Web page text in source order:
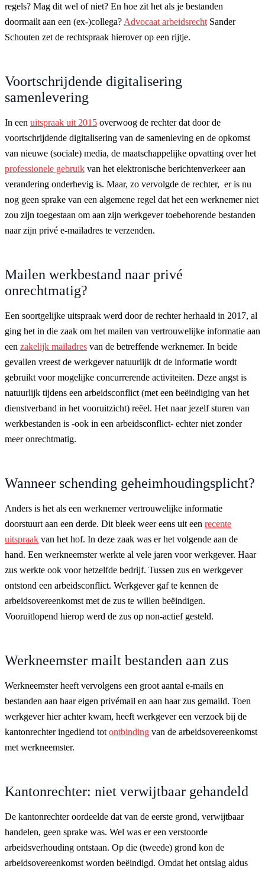
regels? Mag dit wel of niet? En hoe zit het als je bestanden
doormailt aan een (ex-)collega? Advocaat arbeidsrecht Sander
Schouten zet de rechtspraak hierover op een rijtje.
Voortschrijdende digitalisering
samenlevering
In een uitspraak uit 2015 overwoog de rechter dat door de
voortschrijdende digitalisering van de samenleving en de opkomst
van nieuwe (sociale) media, de maatschappelijke opvatting over het
professionele gebruik van het elektronische berichtenverkeer aan
verandering onderhevig is. Maar, zo vervolgde de rechter, er is nu
nog geen sprake van een algemene regel dat het een werknemer niet
zou zijn toegestaan om aan zijn werkgever toebehorende bestanden
naar zijn privé e-mailadres te verzenden.
Mailen werkbestand naar privé
onrechtmatig?
Een soortgelijke uitspraak werd door de rechter herhaald in 2017, al
ging het in die zaak om het mailen van vertrouwelijke informatie aan
een zakelijk mailadres van de betreffende werknemer. In beide
gevallen vreest de werkgever natuurlijk dt de informatie wordt
gebruikt voor mogelijke concurrerende activiteiten. Deze angst is
natuurlijk tijdens een arbeidsconflict (met een beëindiging van het
dienstverband in het vooruitzicht) reëel. Het naar jezelf sturen van
werkbestanden is -ook in een arbeidsconflict- echter niet zonder
meer onrechtmatig.
Wanneer schending geheimhoudingsplicht?
Anders is het als een werknemer vertrouwelijke informatie
doorstuurt aan een derde. Dit bleek weer eens uit een recente
uitspraak van het hof. In deze zaak was er het volgende aan de
hand. Een werkneemster werkte al vele jaren voor werkgever. Haar
zus werkte ook voor hetzelfde bedrijf. Tussen zus en werkgever
ontstond een arbeidsconflict. Werkgever gaf te kennen de
arbeidsovereenkomst met de zus te willen beëindigen.
Vooruitlopend hierop werd de zus op non-actief gesteld.
Werkneemster mailt bestanden aan zus
Werkneemster heeft vervolgens een groot aantal e-mails en
bestanden aan haar eigen privémail en aan haar zus gemaild. Toen
werkgever hier achter kwam, heeft werkgever een verzoek bij de
kantonrechter ingediend tot ontbinding van de arbeidsovereenkomst
met werkneemster.
Kantonrechter: niet verwijtbaar gehandeld
De kantonrechter oordeelde dat van de eerste grond, verwijtbaar
handelen, geen sprake was. Wel was er een verstoorde
arbeidsverhouding ontstaan. Op die (tweede) grond kon de
arbeidsovereenkomst worden beëindigd. Omdat het ontslag aldus